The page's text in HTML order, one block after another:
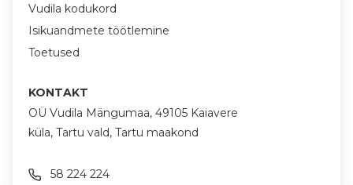
Vudila kodukord
Isikuandmete töötlemine
Toetused
KONTAKT
OÜ Vudila Mängumaa, 49105 Kaiavere
küla, Tartu vald, Tartu maakond
58 224 224